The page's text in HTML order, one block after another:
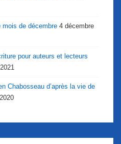
mois de décembre 4 décembre
pour auteurs et lecteurs
Chabosseau d’après la vie de